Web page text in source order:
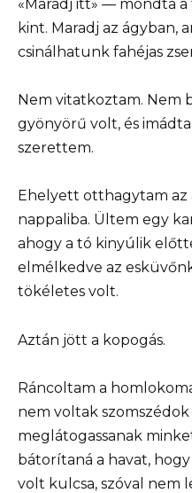
«Maradj itt» — mondta
kint. Maradj az ágyban,
csinálhatunk fahéjas
Nem vitatkoztam. Nem
gyönyörű volt, és
szerettem.
Ehelyett otthagytam az
nappaliba. Ültem egy
ahogy a tó kinyúlik
elmélkedve az
tökéletes volt.
Aztán jött a kopogás.
Ráncoltam a
nem voltak
meglátogassanak
bátorítaná a havat,
volt kulcsa, szóval nem